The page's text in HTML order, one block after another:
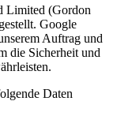
Limited (Gordon
Google
Auftrag und
die Sicherheit und
Daten